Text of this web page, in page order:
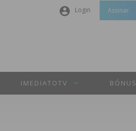
Login
Senha
Assinar
IMEDIATOTV BÓNUS